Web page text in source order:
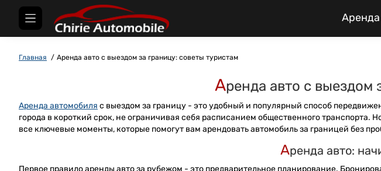
Главная Аренда авто с выездом за границу: советы туристам
Аренда авто с выездом
Аренда автомобиля с выездом за границу - это удобный и популярный способ
города в короткий срок, не ограничивая себя расписанием общественного
все ключевые моменты, которые помогут вам арендовать автомобиль за границей без
Аренда авто:
Первое правило аренды авто за рубежом - это предварительное планирование.